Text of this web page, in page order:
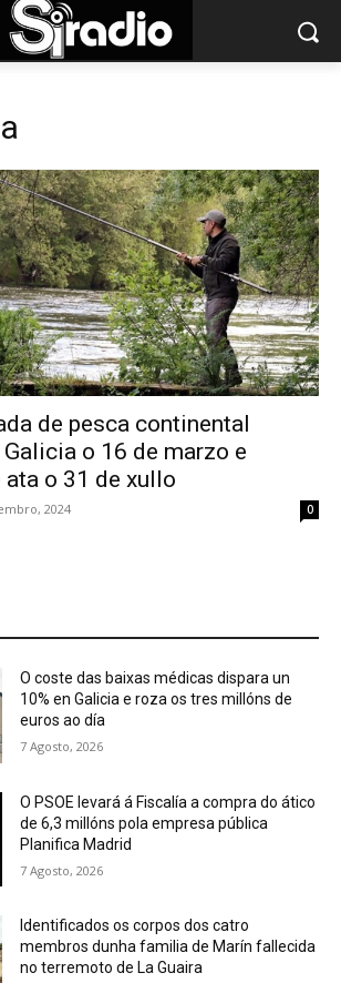
de pesca continental
o 16 de marzo e
o 31 de xullo
2024 0
O coste das baixas médicas dispara un
10% en Galicia e roza os tres millóns de
euros ao día
7 Agosto, 2026
O PSOE levará á Fiscalía a compra do ático
de 6,3 millóns pola empresa pública
Planifica Madrid
7 Agosto, 2026
Identificados os corpos dos catro
membros dunha familia de Marín fallecida
no terremoto de La Guaira